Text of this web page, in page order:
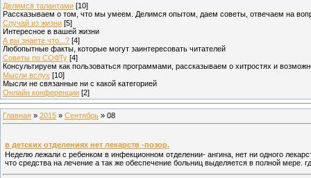
Делимся талантами [10]
Рассказываем о том, что мы умеем. Делимся опытом, даем советы, отвечаем на
Случай из жизни [5]
Интересное в вашей жизни
А вы знаете что...? [4]
Любопытные факты, которые могут заинтересовать читателей
Советы по СОФТу [4]
Консультируем как пользоваться программами, рассказываем о хитростях и
Мысли вслух [10]
Мысли не связанные ни с какой категорией
Онлайн конференции [2]
Главная » 2015 » Сентябрь » 08
в детских отделениях нет лекарств -позор.
Неделю лежали с ребенком в инфекционном отделении- ангина, нет ни одного
что средства на лечение а так же обеспечение больниц выделяется в полной мере.